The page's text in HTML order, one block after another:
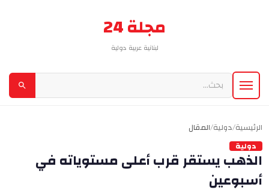
مجلة 24
لبنانية عربية دولية
الرئيسية/دولية/المقال
دولية
الذهب يستقر قرب أعلى مستوياته في
أسبوعين